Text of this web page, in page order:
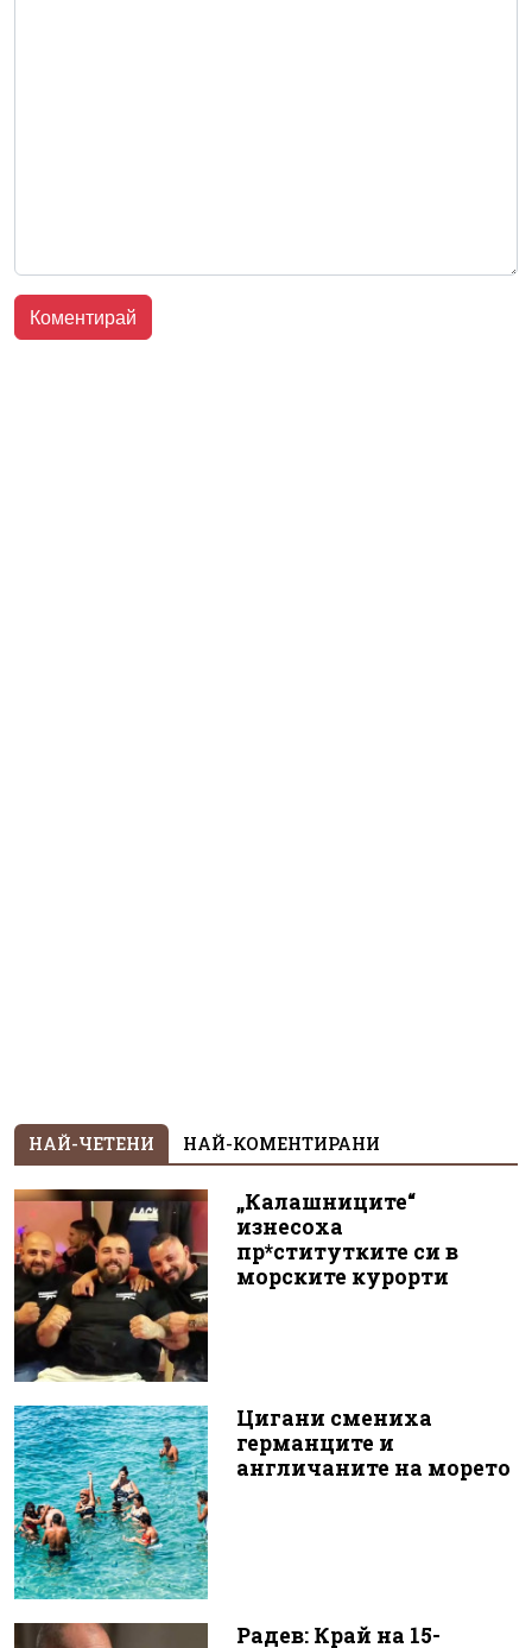
НАЙ-ЧЕТЕНИ НАЙ-КОМЕНТИРАНИ
„Калашниците“
изнесоха
пр*ститутките си в
морските курорти
Цигани смениха
германците и
англичаните на морето
Радев: Край на 15-